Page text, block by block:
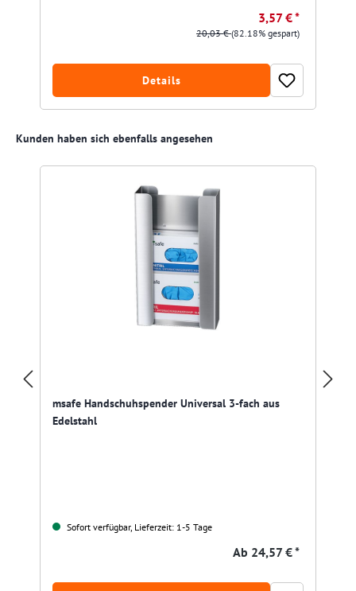
3,57 € *
20,03 €(82.18% gespart)
Details
Produktgalerie überspringen
Kunden haben sich ebenfalls angesehen
msafe Handschuhspender Universal 3-fach aus
Edelstahl
Sofort verfügbar, Lieferzeit: 1-5 Tage
Ab 24,57 € *